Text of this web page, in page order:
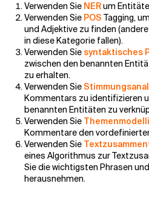
Verwenden Sie NERum
Verwenden Sie POS Tagging,
und Adjektive zu finden
in diese Kategorie fallen).
Verwenden Sie syntaktisches
zwischen den benannten
zu erhalten.
Verwenden Sie
Kommentars zu identifizieren
benannten Entitäten zu
Verwenden Sie
Kommentare den
Verwenden Sie
eines Algorithmus zur
Sie die wichtigsten Phrasen
herausnehmen.